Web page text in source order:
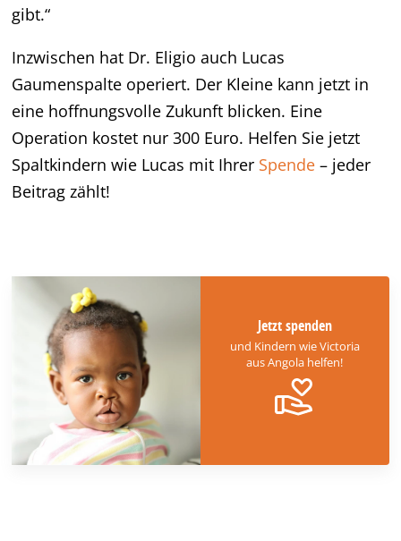
gibt.“
Inzwischen hat Dr. Eligio auch Lucas
Gaumenspalte operiert. Der Kleine kann jetzt in
eine hoffnungsvolle Zukunft blicken. Eine
Operation kostet nur 300 Euro. Helfen Sie jetzt
Spaltkindern wie Lucas mit Ihrer Spende – jeder
Beitrag zählt!
Jetzt spenden
und Kindern wie Victoria
aus Angola helfen!